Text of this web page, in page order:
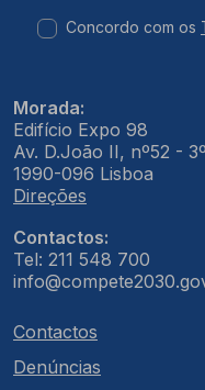
Concordo com os
Morada:
Edifício Expo 98
Av. D.João II, nº52 -
1990-096 Lisboa
Direções
Contactos:
Tel: 211 548 700
Contactos
Denúncias